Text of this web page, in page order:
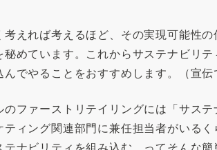
えれば考えるほど、その実現可能性
めています。これからサステナビリ
でやることをおすすめします。（宣伝
ファーストリテイリングには「サス
ィング関連部門に兼任担当者がいる